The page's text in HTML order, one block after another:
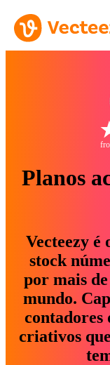
Planos
Vecteezy é
stock
por mais
mundo.
contadores
criativos